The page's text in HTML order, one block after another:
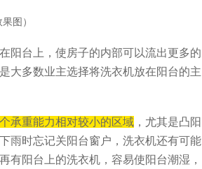
图）
阳台上，使房子的内部可以流出更多的
大多数业主选择将洗衣机放在阳台的主
承重能力相对较小的区域 ，尤其是凸阳
雨时忘记关阳台窗户，洗衣机还有可能
有阳台上的洗衣机，容易使阳台潮湿，